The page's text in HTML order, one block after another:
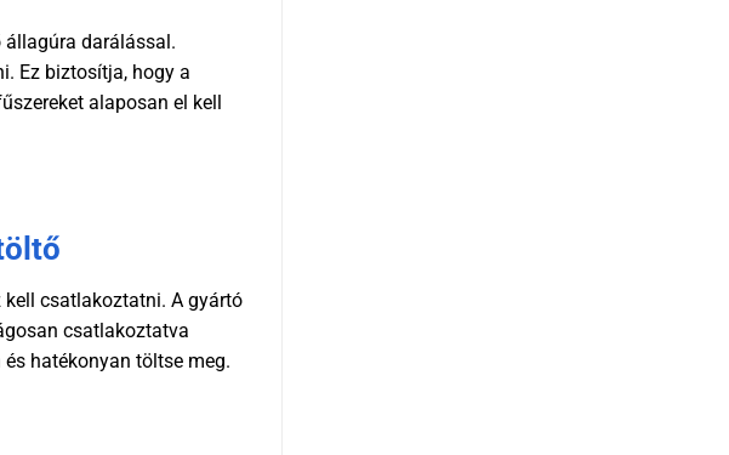
darálással.
Ez biztosítja, hogy a
alaposan el kell
csatlakoztatni. A gyártó
csatlakoztatva
hatékonyan töltse meg.